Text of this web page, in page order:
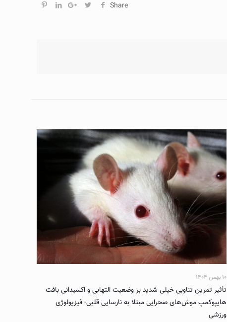
Share
۱۰ بهمن ۱۴۰۴
تأثیر تمرین تناوبی خیلی شدید بر وضعیت التهابی و اکسیدانی بافت
هایپوکمپ موش‌های صحرایی مبتلا به نارسایی قلبی- فیزیولوژی
ورزشی